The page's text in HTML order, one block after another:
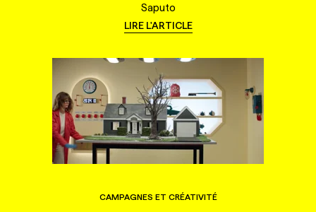
Saputo
LIRE L'ARTICLE
CAMPAGNES ET CRÉATIVITÉ